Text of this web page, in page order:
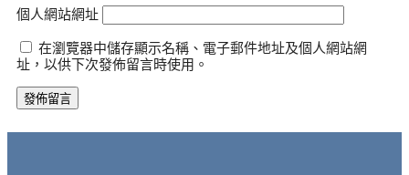
個人網站網址
在瀏覽器中儲存顯示名稱、電子郵件地址及個人網站網
址，以供下次發佈留言時使用。